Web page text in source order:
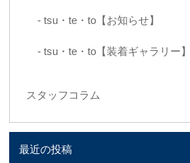
tsu・te・to【お知らせ】
tsu・te・to【装着ギャラリー】
スタッフコラム
最近の投稿